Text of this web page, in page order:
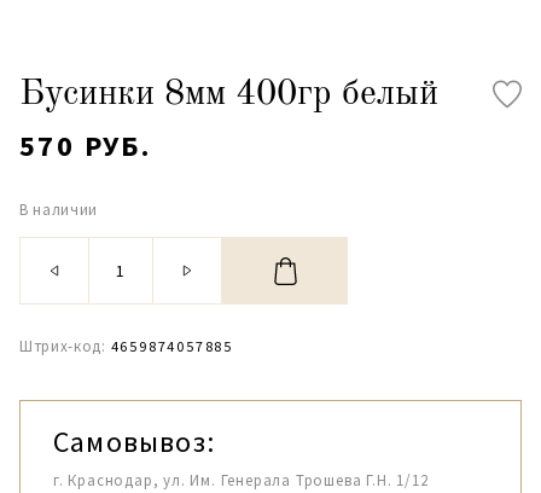
Бусинки 8мм 400гр белый
570 РУБ.
В наличии
Штрих-код: 4659874057885
Самовывоз:
г. Краснодар, ул. Им. Генерала Трошева Г.Н. 1/12